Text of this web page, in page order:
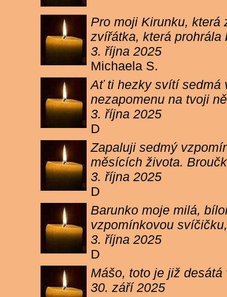
Pro moji Kirunku, která
zvířátka, která prohrála
3. října 2025
Michaela S.
Ať ti hezky svítí sedmá
nezapomenu na tvoji
3. října 2025
D
Zapaluji sedmý
měsících života.
3. října 2025
D
Barunko moje milá,
vzpomínkovou
3. října 2025
D
Mášo, toto je již
30. září 2025